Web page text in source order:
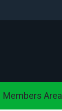
Members Area